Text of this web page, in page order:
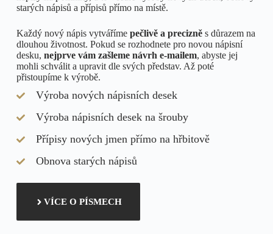
starých nápisů a přípisů přímo na místě.
Každý nový nápis vytváříme pečlivě a precizněs důrazem na
dlouhou životnost. Pokud se rozhodnete pro novou nápisní
desku, nejprve vám zašleme návrh e-mailem, abyste jej
mohli schválit a upravit dle svých představ. Až poté
přistoupíme k výrobě.
Výroba nových nápisních desek
Výroba nápisních desek na šrouby
Přípisy nových jmen přímo na hřbitově
Obnova starých nápisů
VÍCE O PÍSMECH